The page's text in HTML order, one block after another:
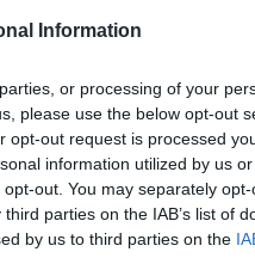
Information
or processing of your
please use the below opt-out
opt-out request is processed
information utilized by us
out. You may separately
parties on the IAB’s list of
by us to third parties on the
del linguaggio
all’interno
del Buratto e da